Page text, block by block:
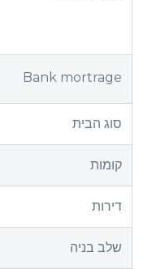
Bank mortrage
סוג הבית
קומות
דירות
שלב בניה